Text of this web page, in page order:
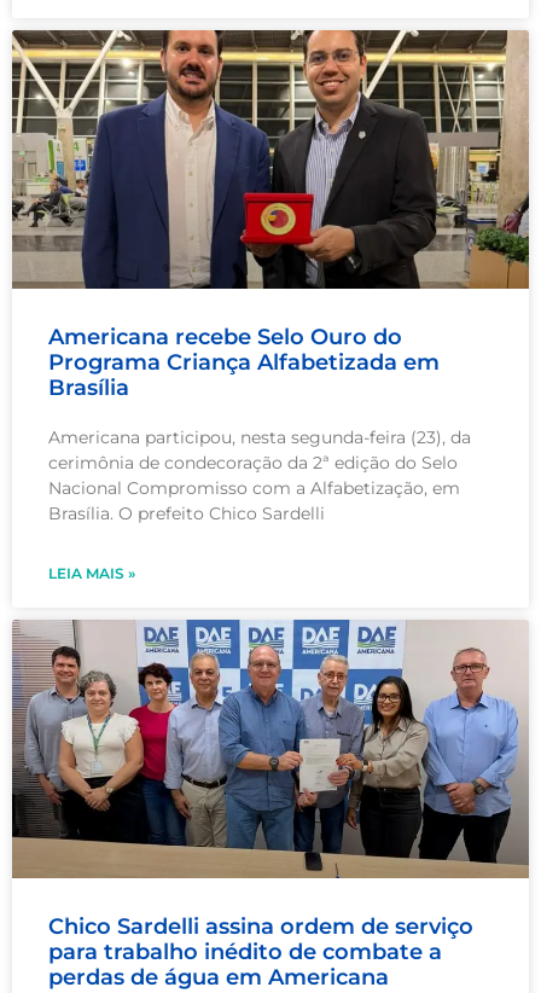
Americana recebe Selo Ouro do
Programa Criança Alfabetizada em
Brasília
Americana participou, nesta segunda-feira (23), da
cerimônia de condecoração da 2ª edição do Selo
Nacional Compromisso com a Alfabetização, em
Brasília. O prefeito Chico Sardelli
LEIA MAIS »
Chico Sardelli assina ordem de serviço
para trabalho inédito de combate a
perdas de água em Americana